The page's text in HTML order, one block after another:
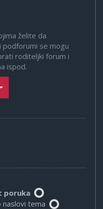
želite da
se mogu
roditeljki forum i
ispod.
poruka
naslovi tema